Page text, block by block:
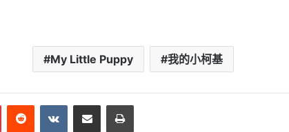
My Little Puppy 我的小柯基
PinterestReddit VKontakteShare via Email Print